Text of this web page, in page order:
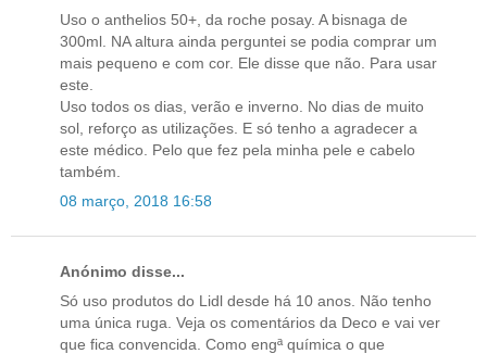
Uso o anthelios 50+, da roche posay. A bisnaga de
300ml. NA altura ainda perguntei se podia comprar um
mais pequeno e com cor. Ele disse que não. Para usar
este.
Uso todos os dias, verão e inverno. No dias de muito
sol, reforço as utilizações. E só tenho a agradecer a
este médico. Pelo que fez pela minha pele e cabelo
também.
08 março, 2018 16:58
Anónimo disse...
Só uso produtos do Lidl desde há 10 anos. Não tenho
uma única ruga. Veja os comentários da Deco e vai ver
que fica convencida. Como engª química o que